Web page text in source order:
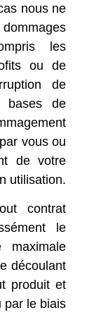
nous ne
les
ou de
de
bases de
vous ou
de votre
utilisation.
contrat
le
maximale
découlant
produit et
par le biais